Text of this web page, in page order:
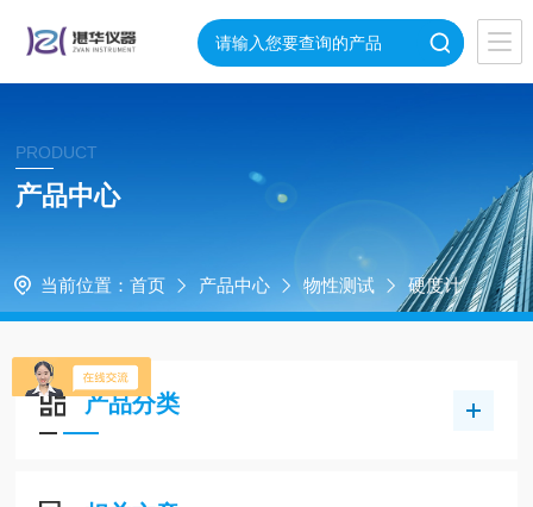
PRODUCT
产品中心
当前位置： 首页 产品中心 物性测试 硬度计
产品分类